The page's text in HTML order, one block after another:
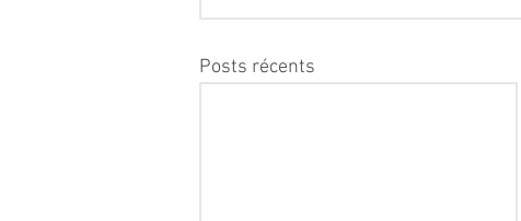
Posts récents